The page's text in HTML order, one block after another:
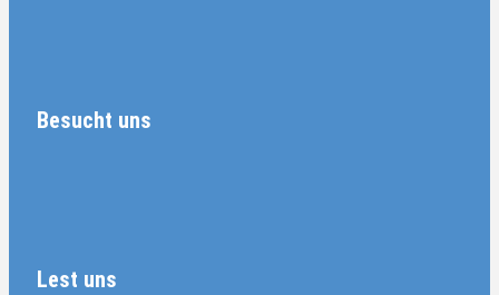
Besucht uns
Lest uns